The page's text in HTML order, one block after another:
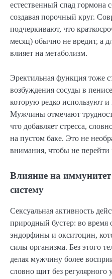
естественный спад гормона
создавая порочный круг.
подчеркивают, что
месяц) обычно не вредит, а
влияет на метаболизм.
Эректильная функция тоже
возбуждения сосуды в
которую редко используют и
Мужчины отмечают
что добавляет стресса,
на пустом баке. Это не
внимания, чтобы не
Влияние на иммунитет
систему
Сексуальная активность
природный бустер: во время
эндорфины и окситоцин,
силы организма. Без этого
делая мужчину более
словно щит без регулярного